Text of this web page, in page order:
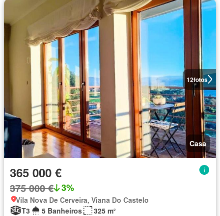
12fotos
Casa
365 000 €
375 000 € 3%
Vila Nova De Cerveira, Viana Do Castelo
T3
5 Banheiros
325 m²